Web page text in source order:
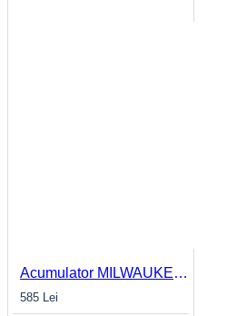
Acumulator MILWAUKEE M12™ 4.0Ah M12 B4
585 Lei